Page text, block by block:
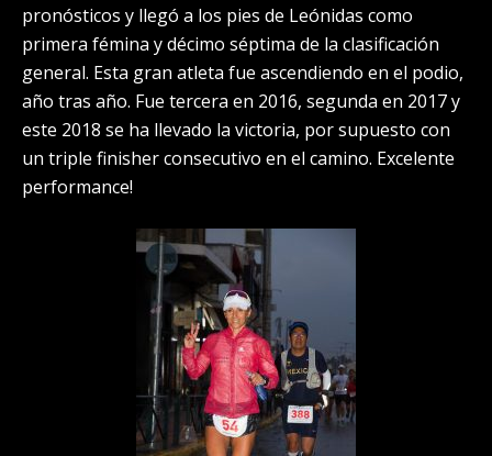
pronósticos y llegó a los pies de Leónidas como
primera fémina y décimo séptima de la clasificación
general. Esta gran atleta fue ascendiendo en el podio,
año tras año. Fue tercera en 2016, segunda en 2017 y
este 2018 se ha llevado la victoria, por supuesto con
un triple finisher consecutivo en el camino. Excelente
performance!